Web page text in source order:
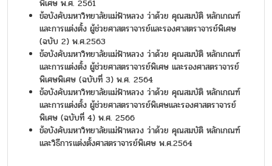
พิเศษ พ.ศ. 2561
ข้อบังคับมหาวิทยาลัยแม่ฟ้าหลวง ว่าด้วย คุณสมบัติ หลักเกณฑ์
และการแต่งตั้ง ผู้ช่วยศาสตราจารย์และรองศาสตราจารย์พิเศษ
(ฉบับ 2) พ.ศ.2563
ข้อบังคับมหาวิทยาลัยแม่ฟ้าหลวง ว่าด้วย คุณสมบัติ หลักเกณฑ์
และการแต่งตั้ง ผู้ช่วยศาสตราจารย์พิเศษ และรองศาสตราจารย์
พิเศษพิเศษ (ฉบับที่ 3) พ.ศ. 2564
ข้อบังคับมหาวิทยาลัยแม่ฟ้าหลวง ว่าด้วย คุณสมบัติ หลักเกณฑ์
และการแต่งตั้ง ผู้ช่วยศาสตราจารย์พิเศษและรองศาสตราจารย์
พิเศษ (ฉบับที่ 4) พ.ศ. 2566
ข้อบังคับมหาวิทยาลัยแม่ฟ้าหลวง ว่าด้วย คุณสมบัติ หลักเกณฑ์
และวิธีการแต่งตั้งศาสตราจารย์พิเศษ พ.ศ.2564